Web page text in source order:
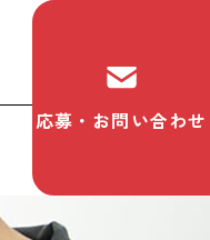
応募・お問い合わせ